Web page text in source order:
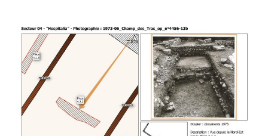
de
recherche
–
villards
d’HEria »